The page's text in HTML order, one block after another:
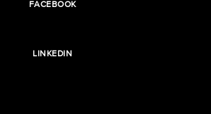
FACEBOOK
LINKEDIN